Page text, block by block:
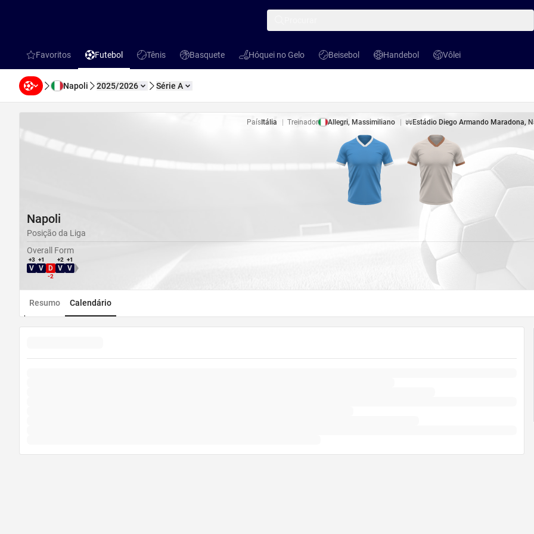
favorites
Favoritos
Futebol
Futebol
Tênis
Tênis
Basquete
Basquete
Hóquei no Gelo
Hóquei no Gelo
Beisebol
Beisebol
Handebol
Handebol
Vôlei
Vôlei
Napoli 2025/2026 Série A
PaísItália Treinador Allegri, Massimiliano Estádio
Estádio Diego Armando Maradona,
Napoli
Posição da Liga
Overall Form
+3
V
+1
V D
-2
+2
V
+1
V
Direção WDL
Resumo Calendário